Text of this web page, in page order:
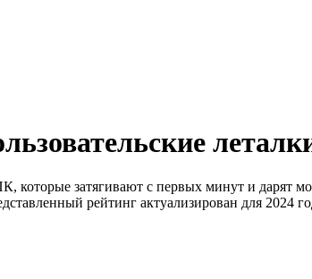
которые затягивают с первых минут и дарят
рейтинг актуализирован для 2024